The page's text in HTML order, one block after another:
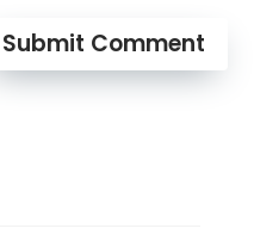
Submit Comment